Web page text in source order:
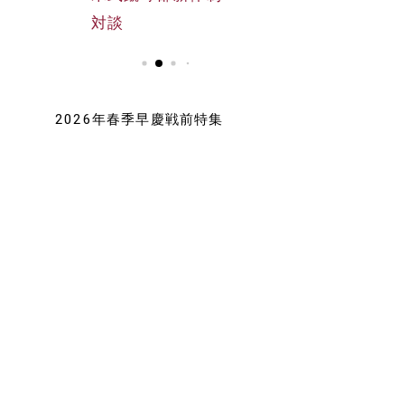
鑑
対談
鑑
2026年春季早慶戦前特集